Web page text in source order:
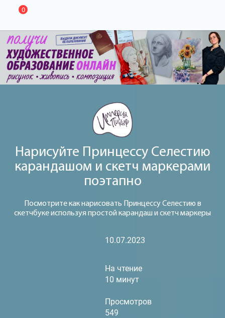
0
Нарисуйте Принцессу Селестию
карандашом и скетч маркерами
поэтапно
Посмотрите как нарисовать Принцессу Селестию в
скетчбуке используя простой карандаш и скетч маркеры
10.07.2023
На чтение
10 минут
Просмотров
549